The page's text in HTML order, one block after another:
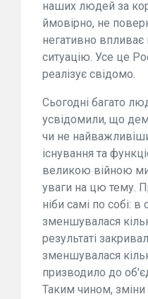
наших людей за
ймовірно, не
негативно
ситуацію. Усе це
реалізує свідомо.
Сьогодні багато
усвідомили, що
чи не
існування та
великою війною ми
уваги на цю тему.
ніби самі по собі: в
зменшувалася
результаті
зменшувалася
призводило до
Таким чином, зміни